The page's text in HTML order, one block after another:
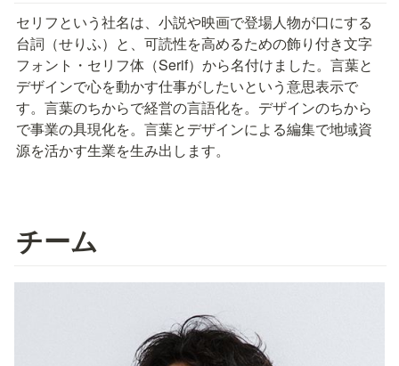
セリフという社名は、小説や映画で登場人物が口にする
台詞（せりふ）と、可読性を高めるための飾り付き文字
フォント・セリフ体（Serif）から名付けました。言葉と
デザインで心を動かす仕事がしたいという意思表示で
す。言葉のちからで経営の言語化を。デザインのちから
で事業の具現化を。言葉とデザインによる編集で地域資
源を活かす生業を生み出します。
チーム